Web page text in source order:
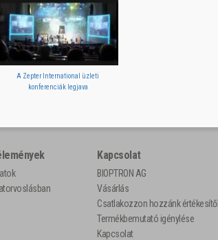
A Zepter International üzleti
konferenciák legjava
Kapcsolat
BIOPTRON AG
Vásárlás
Csatlakozzon hozzánk
Termékbemutató igénylése
Kapcsolat